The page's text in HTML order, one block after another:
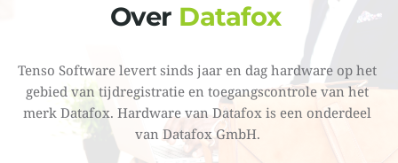
Over Datafox
Tenso Software levert sinds jaar en dag hardware op het
gebied van tijdregistratie en toegangscontrole van het
merk Datafox. Hardware van Datafox is een onderdeel
van Datafox GmbH.